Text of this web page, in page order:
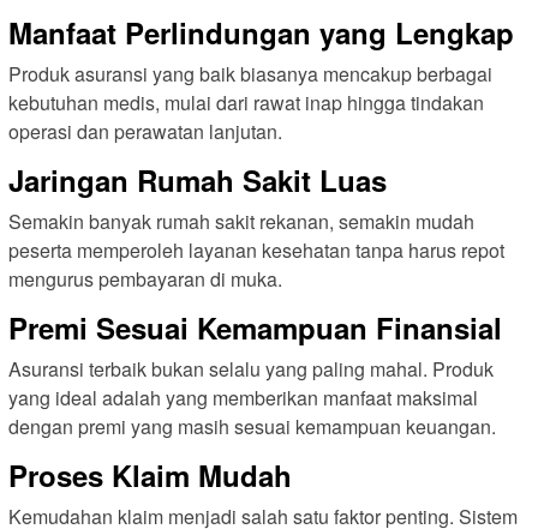
Manfaat Perlindungan yang Lengkap
Produk asuransi yang baik biasanya mencakup berbagai
kebutuhan medis, mulai dari rawat inap hingga tindakan
operasi dan perawatan lanjutan.
Jaringan Rumah Sakit Luas
Semakin banyak rumah sakit rekanan, semakin mudah
peserta memperoleh layanan kesehatan tanpa harus repot
mengurus pembayaran di muka.
Premi Sesuai Kemampuan Finansial
Asuransi terbaik bukan selalu yang paling mahal. Produk
yang ideal adalah yang memberikan manfaat maksimal
dengan premi yang masih sesuai kemampuan keuangan.
Proses Klaim Mudah
Kemudahan klaim menjadi salah satu faktor penting. Sistem